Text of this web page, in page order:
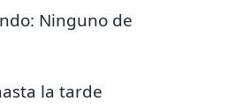
Ninguno de
la tarde